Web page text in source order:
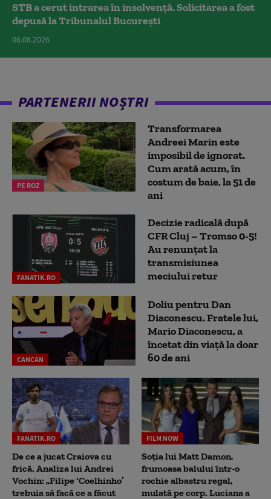
STB a cerut intrarea în insolvență. Solicitarea a fost
depusă la Tribunalul București
06.08.2026
PARTENERII NOȘTRI
PE ROZ
Transformarea
Andreei Marin este
imposibil de ignorat.
Cum arată acum, în
costum de baie, la 51 de
ani
FANATIK.RO
Decizie radicală după
CFR Cluj – Tromso 0-5!
Au renunțat la
transmisiunea
meciului retur
CANCAN
Doliu pentru Dan
Diaconescu. Fratele lui,
Mario Diaconescu, a
încetat din viață la doar
60 de ani
FANATIK.RO
De ce a jucat Craiova cu
frică. Analiza lui Andrei
Vochin: „Filipe ‘Coelhinho’
trebuia să facă ce a făcut
FILM NOW
Soția lui Matt Damon,
frumoasa balului într-o
rochie albastru regal,
mulată pe corp. Luciana a